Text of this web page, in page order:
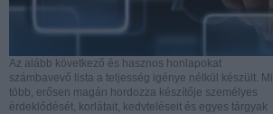
Az alább következő és hasznos honlapokat
számbavevő lista a teljesség igénye nélkül készült. Mi
több, erősen magán hordozza készítője személyes
érdeklődését, korlátait, kedvteléseit és egyes tárgyak